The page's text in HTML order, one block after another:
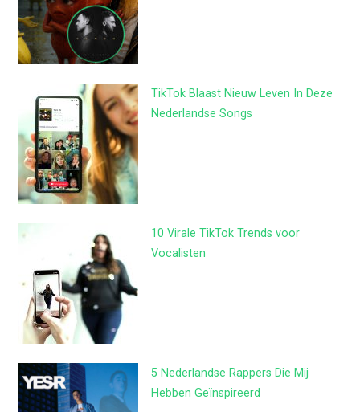
TikTok Blaast Nieuw Leven In Deze
Nederlandse Songs
10 Virale TikTok Trends voor
Vocalisten
5 Nederlandse Rappers Die Mij
Hebben Geïnspireerd